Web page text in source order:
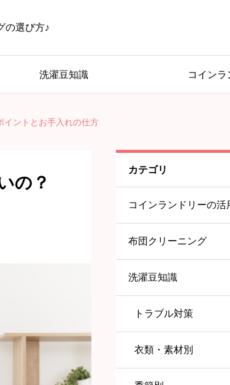
の選び方♪
洗濯豆知識 コインラ
イントとお手入れの仕方
の？
カテゴリ
コインランドリーの活
布団クリーニング
洗濯豆知識
トラブル対策
衣類・素材別